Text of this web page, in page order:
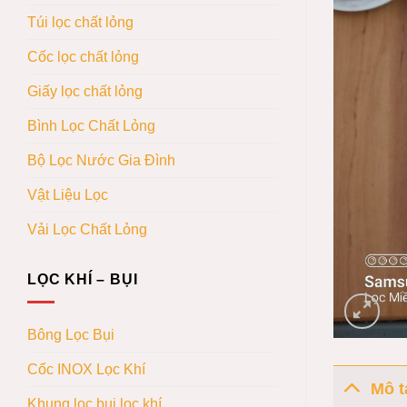
Túi lọc chất lỏng
Cốc lọc chất lỏng
Giấy lọc chất lỏng
Bình Lọc Chất Lỏng
Bộ Lọc Nước Gia Đình
Vật Liệu Lọc
Vải Lọc Chất Lỏng
LỌC KHÍ – BỤI
Bông Lọc Bụi
Cốc INOX Lọc Khí
Khung lọc bụi lọc khí
Mô